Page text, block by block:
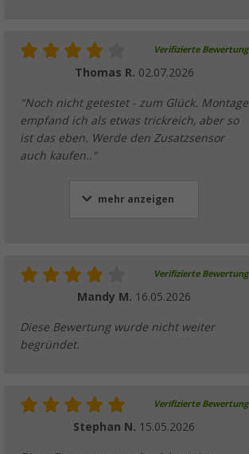
Verifizierte Bewertung
Thomas R. 02.07.2026
"Noch nicht getestet - zum Glück. Montage
empfand ich als etwas trickreich, aber so
ist das eben. Werde den Zusatzsensor
auch kaufen.."
mehr anzeigen
Verifizierte Bewertung
Mandy M. 16.05.2026
Diese Bewertung wurde nicht weiter
begründet.
Verifizierte Bewertung
Stephan N. 15.05.2026